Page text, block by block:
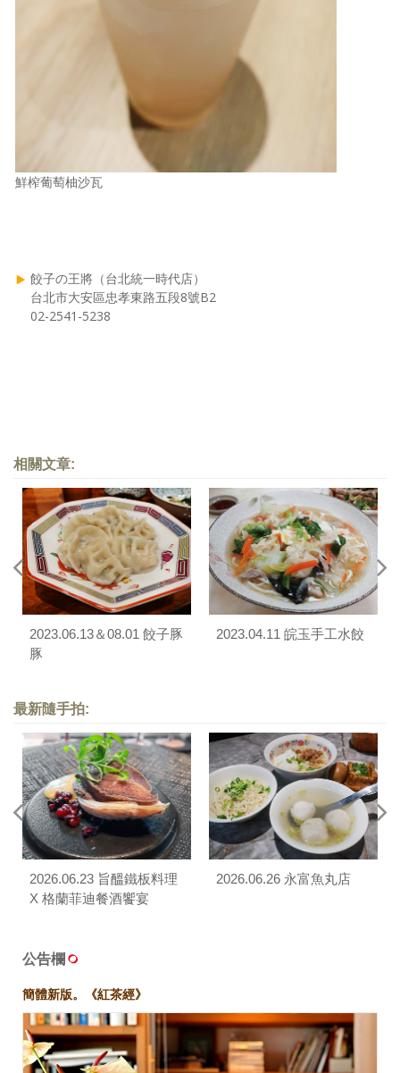
鮮榨葡萄柚沙瓦
餃子の王將（台北統一時代店）
台北市大安區忠孝東路五段8號B2
02-2541-5238
相關文章:
2023.06.13＆08.01 餃子豚
豚
2023.04.11 皖玉手工水餃
最新隨手拍:
2026.06.23 旨醞鐵板料理
X 格蘭菲迪餐酒饗宴
2026.06.26 永富魚丸店
公告欄
簡體新版。《紅茶經》